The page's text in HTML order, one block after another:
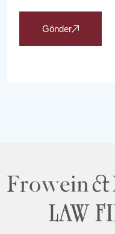
Gönder